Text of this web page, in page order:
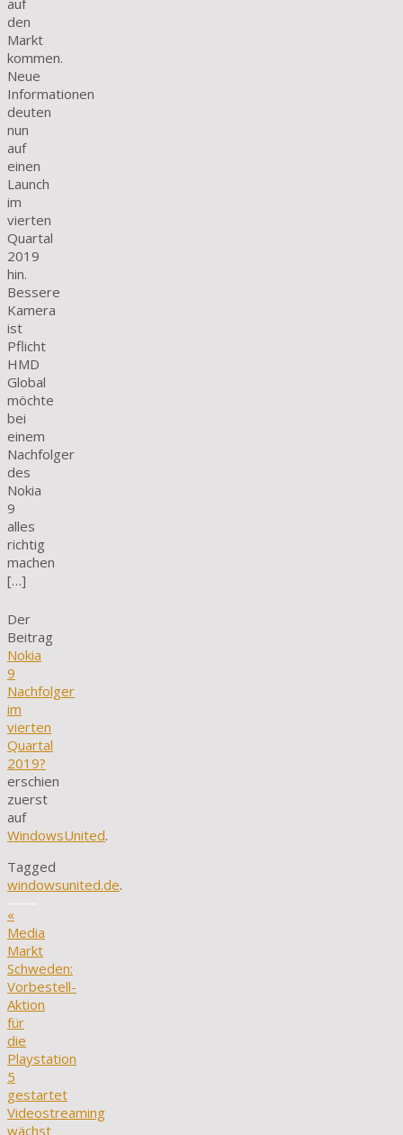
auf
den
Markt
kommen.
Neue
Informationen
deuten
nun
auf
einen
Launch
im
vierten
Quartal
2019
hin.
Bessere
Kamera
ist
Pflicht
HMD
Global
möchte
bei
einem
Nachfolger
des
Nokia
9
alles
richtig
machen
[…]
Der
Beitrag
Nokia
9
Nachfolger
im
vierten
Quartal
2019?
erschien
zuerst
auf
WindowsUnited.
Tagged
windowsunited.de.
«
Media
Markt
Schweden:
Vorbestell-
Aktion
für
die
Playstation
5
gestartet
Videostreaming
wächst